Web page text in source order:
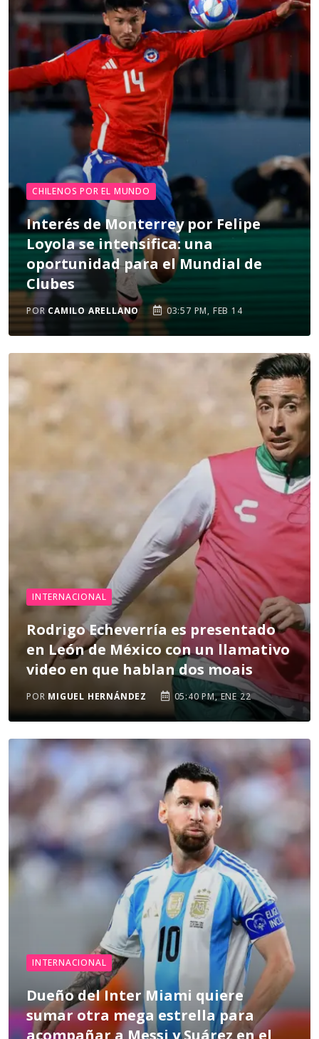
CHILENOS POR EL MUNDO
Interés de Monterrey por Felipe
Loyola se intensifica: una
oportunidad para el Mundial de
Clubes
POR CAMILO ARELLANO 03:57 PM, FEB 14
INTERNACIONAL
Rodrigo Echeverría es presentado
en León de México con un llamativo
video en que hablan dos moais
POR MIGUEL HERNÁNDEZ 05:40 PM, ENE 22
INTERNACIONAL
Dueño del Inter Miami quiere
sumar otra mega estrella para
acompañar a Messi y Suárez en el